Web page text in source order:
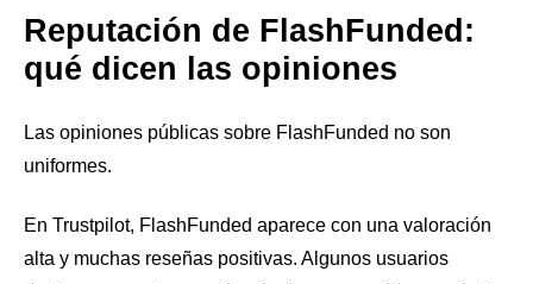
Reputación de FlashFunded:
qué dicen las opiniones
Las opiniones públicas sobre FlashFunded no son
uniformes.
En Trustpilot, FlashFunded aparece con una valoración
alta y muchas reseñas positivas. Algunos usuarios